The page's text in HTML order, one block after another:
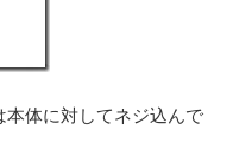
本体に対してネジ込んで